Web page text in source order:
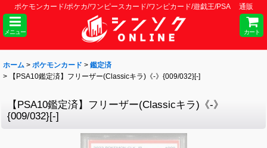
ポケモンカード/ポケカ/ワンピースカード/ワンピカード/遊戯王/PSA 通販
メニュー カート
ホーム > ポケモンカード > 鑑定済
>
【PSA10鑑定済】フリーザー(Classicキラ)《-》{009/032}[-]
【PSA10鑑定済】フリーザー(Classicキラ)《-》
{009/032}[-]